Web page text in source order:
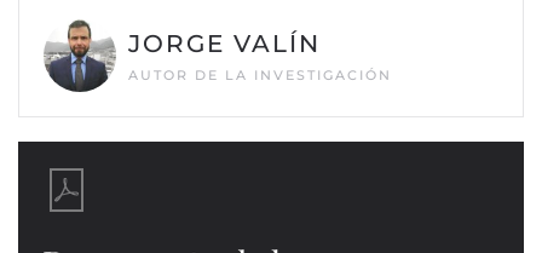
JORGE VALÍN
AUTOR DE LA INVESTIGACIÓN